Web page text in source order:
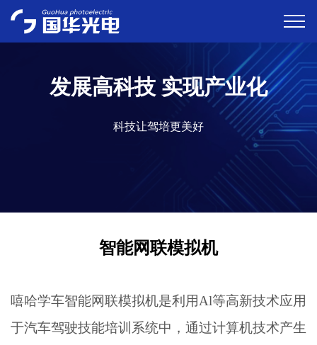
发展高科技 实现产业化
科技让驾培更美好
智能网联模拟机
嘻哈学车智能网联模拟机是利用Al等高新技术应用
于汽车驾驶技能培训系统中，通过计算机技术产生